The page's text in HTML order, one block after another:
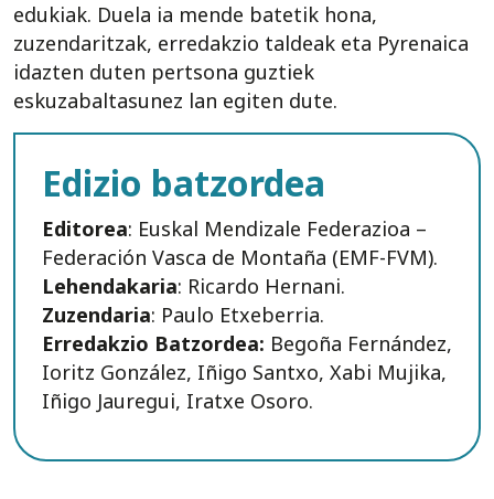
edukiak. Duela ia mende batetik hona,
zuzendaritzak, erredakzio taldeak eta Pyrenaica
idazten duten pertsona guztiek
eskuzabaltasunez lan egiten dute.
Edizio batzordea
Editorea: Euskal Mendizale Federazioa –
Federación Vasca de Montaña (EMF-FVM).
Lehendakaria: Ricardo Hernani.
Zuzendaria: Paulo Etxeberria.
Erredakzio Batzordea: Begoña Fernández,
Ioritz González, Iñigo Santxo, Xabi Mujika,
Iñigo Jauregui, Iratxe Osoro.